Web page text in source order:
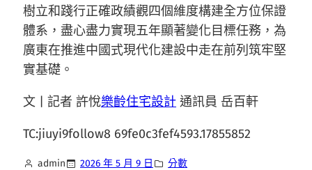
樹立和踐行正確政績觀四個維度構建全方位保證
體系，盡心盡力實現五年顯著變化目標任務，為
廣東在推進中國式現代化建設中走在前列筑牢堅
實基礎。
文 | 記者 許悅樂齡住宅設計 通訊員 岳百軒
TC:jiuyi9follow8 69fe0c3fef4593.17855852
admin 2026 年 5 月 9 日 分數